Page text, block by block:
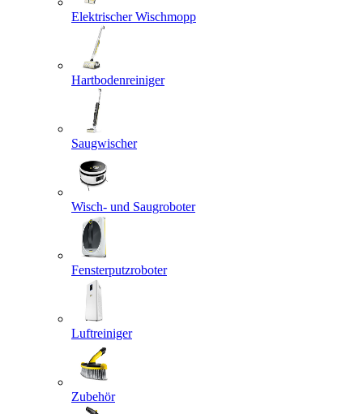
Elektrischer Wischmopp
Hartbodenreiniger
Saugwischer
Wisch- und Saugroboter
Fensterputzroboter
Luftreiniger
Zubehör